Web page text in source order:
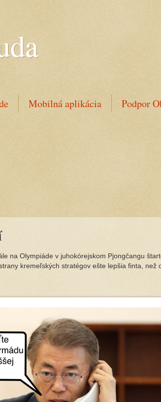
Mobilná aplikácia Podpor
na Olympiáde v juhokórejskom Pjongčangu
kremeľských stratégov ešte lepšia finta, než